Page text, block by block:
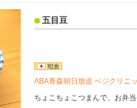
五目豆
ABA青森朝日放送 ベジクリニ
ちょこちょこつまんで、お弁